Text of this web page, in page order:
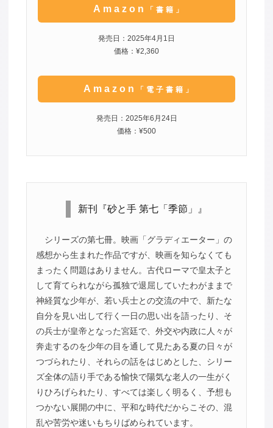
Amazon 「書籍」
発売日：2025年4月1日
価格：¥2,360
Amazon 「電子書籍」
発売日：2025年6月24日
価格：¥500
新刊『砂と手 第七「季節」』
シリーズの第七冊。映画「グラディエーター」の
感想から生まれた作品ですが、映画を知らなくても
まったく問題はありません。古代ローマで皇太子と
して育てられながら孤独で退屈していたわがままで
神経質な少年が、若い兵士との交流の中で、新たな
自分を見い出して行く一日の思い出を語ったり、そ
の兵士が皇帝となった宮廷で、外交や内政に人々が
奔走するのを少年の目を通して見たある夏の日々が
つづられたり、それらの話をはじめとした、シリー
ズ全体の語り手である愉快で陽気な老人の一生がく
りひろげられたり、すべては楽しく明るく、予想も
つかない展開の中に、平和な時代だからこその、混
乱や苦労や迷いもちりばめられています。